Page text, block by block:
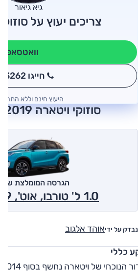
גיא גיאור
צריכים יעוץ על
וואטסאפ
חייגו 3262
היעוץ חינם וללא
סוזוקי ויטארה 2019 חוות דעת
נבדק על ידיאוהד אלגוב
הגרסה המומלצת של
1.0 ל' טורבו, אוט', GLX 2019
כללי